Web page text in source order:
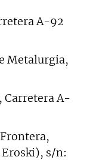
A-92
Metalurgia,
Carretera A-
Eroski), s/n: